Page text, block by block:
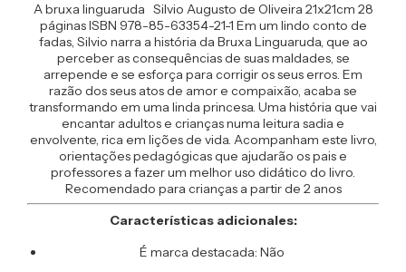
A bruxa linguaruda Silvio Augusto de Oliveira 21x21cm 28
páginas ISBN 978-85-63354-21-1 Em um lindo conto de
fadas, Silvio narra a história da Bruxa Linguaruda, que ao
perceber as consequências de suas maldades, se
arrepende e se esforça para corrigir os seus erros. Em
razão dos seus atos de amor e compaixão, acaba se
transformando em uma linda princesa. Uma história que vai
encantar adultos e crianças numa leitura sadia e
envolvente, rica em lições de vida. Acompanham este livro,
orientações pedagógicas que ajudarão os pais e
professores a fazer um melhor uso didático do livro.
Recomendado para crianças a partir de 2 anos
Características adicionales:
É marca destacada: Não